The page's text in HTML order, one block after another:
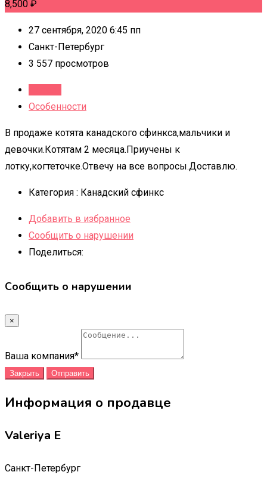
8,500 ₽
27 сентября, 2020 6:45 пп
Санкт-Петербург
3 557 просмотров
Особенности
В продаже котята канадского сфинкса,мальчики и
девочки.Котятам 2 месяца.Приучены к
лотку,когтеточке.Отвечу на все вопросы.Доставлю.
Категория : Канадский сфинкс
Добавить в избранное
Сообщить о нарушении
Поделиться:
Сообщить о нарушении
×
Ваша компания*
Закрыть Отправить
Информация о продавце
Valeriya E
Санкт-Петербург